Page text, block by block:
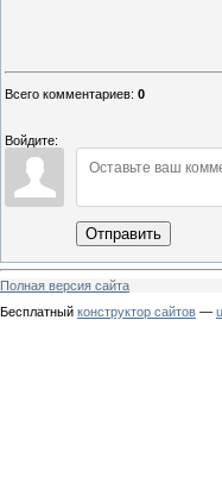
Всего комментариев: 0
Войдите:
Отправить
Полная версия сайта
Бесплатный конструктор сайтов —